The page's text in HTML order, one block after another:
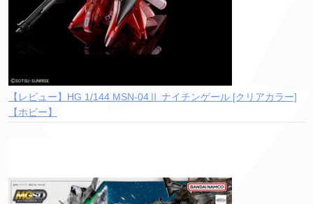
【レビュー】HG 1/144 MSN-04Ⅱ ナイチンゲール [クリアカラー]
【ホビー】